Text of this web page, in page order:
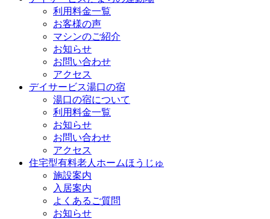
利用料金一覧
お客様の声
マシンのご紹介
お知らせ
お問い合わせ
アクセス
デイサービス湯口の宿
湯口の宿について
利用料金一覧
お知らせ
お問い合わせ
アクセス
住宅型有料老人ホームほうじゅ
施設案内
入居案内
よくあるご質問
お知らせ